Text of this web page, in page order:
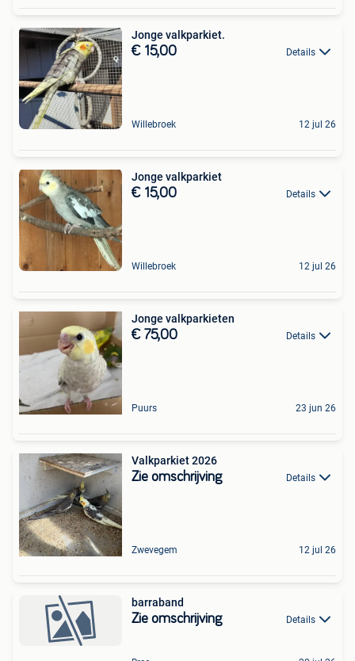
Jonge valkparkiet.
€ 15,00 Details
Willebroek 12 jul 26
Jonge valkparkiet
€ 15,00 Details
Willebroek 12 jul 26
Jonge valkparkieten
€ 75,00 Details
Puurs 23 jun 26
Valkparkiet 2026
Zie omschrijving Details
Zwevegem 12 jul 26
barraband
Zie omschrijving Details